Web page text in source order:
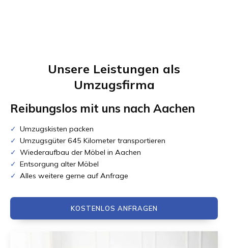
Unsere Leistungen als
Umzugsfirma
Reibungslos mit uns nach Aachen
Umzugskisten packen
Umzugsgüter 645 Kilometer transportieren
Wiederaufbau der Möbel in Aachen
Entsorgung alter Möbel
Alles weitere gerne auf Anfrage
KOSTENLOS ANFRAGEN